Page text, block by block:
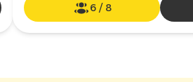
6/ 8